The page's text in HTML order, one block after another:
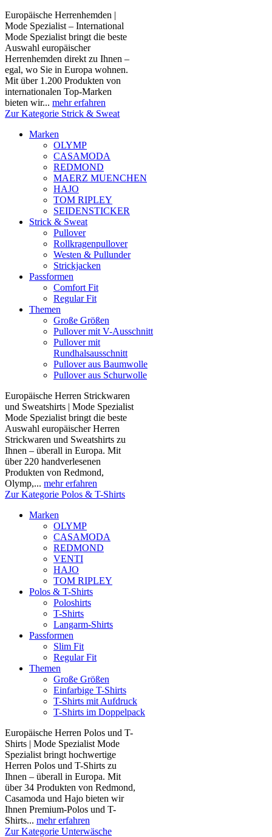
Europäische Herrenhemden |
Mode Spezialist – International
Mode Spezialist bringt die beste
Auswahl europäischer
Herrenhemden direkt zu Ihnen –
egal, wo Sie in Europa wohnen.
Mit über 1.200 Produkten von
internationalen Top-Marken
bieten wir... mehr erfahren
Zur Kategorie Strick & Sweat
Marken
OLYMP
CASAMODA
REDMOND
MAERZ MUENCHEN
HAJO
TOM RIPLEY
SEIDENSTICKER
Strick & Sweat
Pullover
Rollkragenpullover
Westen & Pullunder
Strickjacken
Passformen
Comfort Fit
Regular Fit
Themen
Große Größen
Pullover mit V-Ausschnitt
Pullover mit
Rundhalsausschnitt
Pullover aus Baumwolle
Pullover aus Schurwolle
Europäische Herren Strickwaren
und Sweatshirts | Mode Spezialist
Mode Spezialist bringt die beste
Auswahl europäischer Herren
Strickwaren und Sweatshirts zu
Ihnen – überall in Europa. Mit
über 220 handverlesenen
Produkten von Redmond,
Olymp,... mehr erfahren
Zur Kategorie Polos & T-Shirts
Marken
OLYMP
CASAMODA
REDMOND
VENTI
HAJO
TOM RIPLEY
Polos & T-Shirts
Poloshirts
T-Shirts
Langarm-Shirts
Passformen
Slim Fit
Regular Fit
Themen
Große Größen
Einfarbige T-Shirts
T-Shirts mit Aufdruck
T-Shirts im Doppelpack
Europäische Herren Polos und T-
Shirts | Mode Spezialist Mode
Spezialist bringt hochwertige
Herren Polos und T-Shirts zu
Ihnen – überall in Europa. Mit
über 34 Produkten von Redmond,
Casamoda und Hajo bieten wir
Ihnen Premium-Polos und T-
Shirts... mehr erfahren
Zur Kategorie Unterwäsche